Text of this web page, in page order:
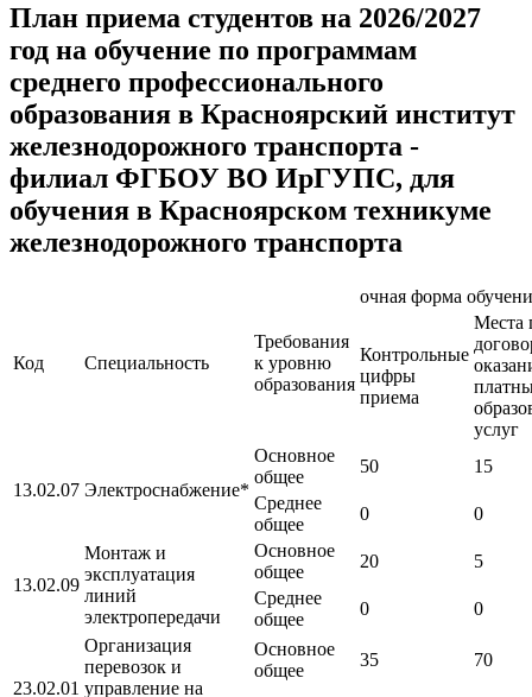
План приема студентов на 2026/2027
год на обучение по программам
среднего профессионального
образования в Красноярский институт
железнодорожного транспорта -
филиал ФГБОУ ВО ИрГУПС, для
обучения в Красноярском техникуме
железнодорожного транспорта
Код Специальность
Требования
к уровню
образования
очная форма
Контрольные
цифры
приема
Места
услуг
13.02.07 Электроснабжение*
Основное
общее
50
15
Среднее
общее
0 0
13.02.09
Монтаж и
эксплуатация
линий
электропередачи
Основное
общее
20
5
Среднее
общее
0 0
23.02.01
Организация
перевозок и
управление на
Основное
общее
35 70